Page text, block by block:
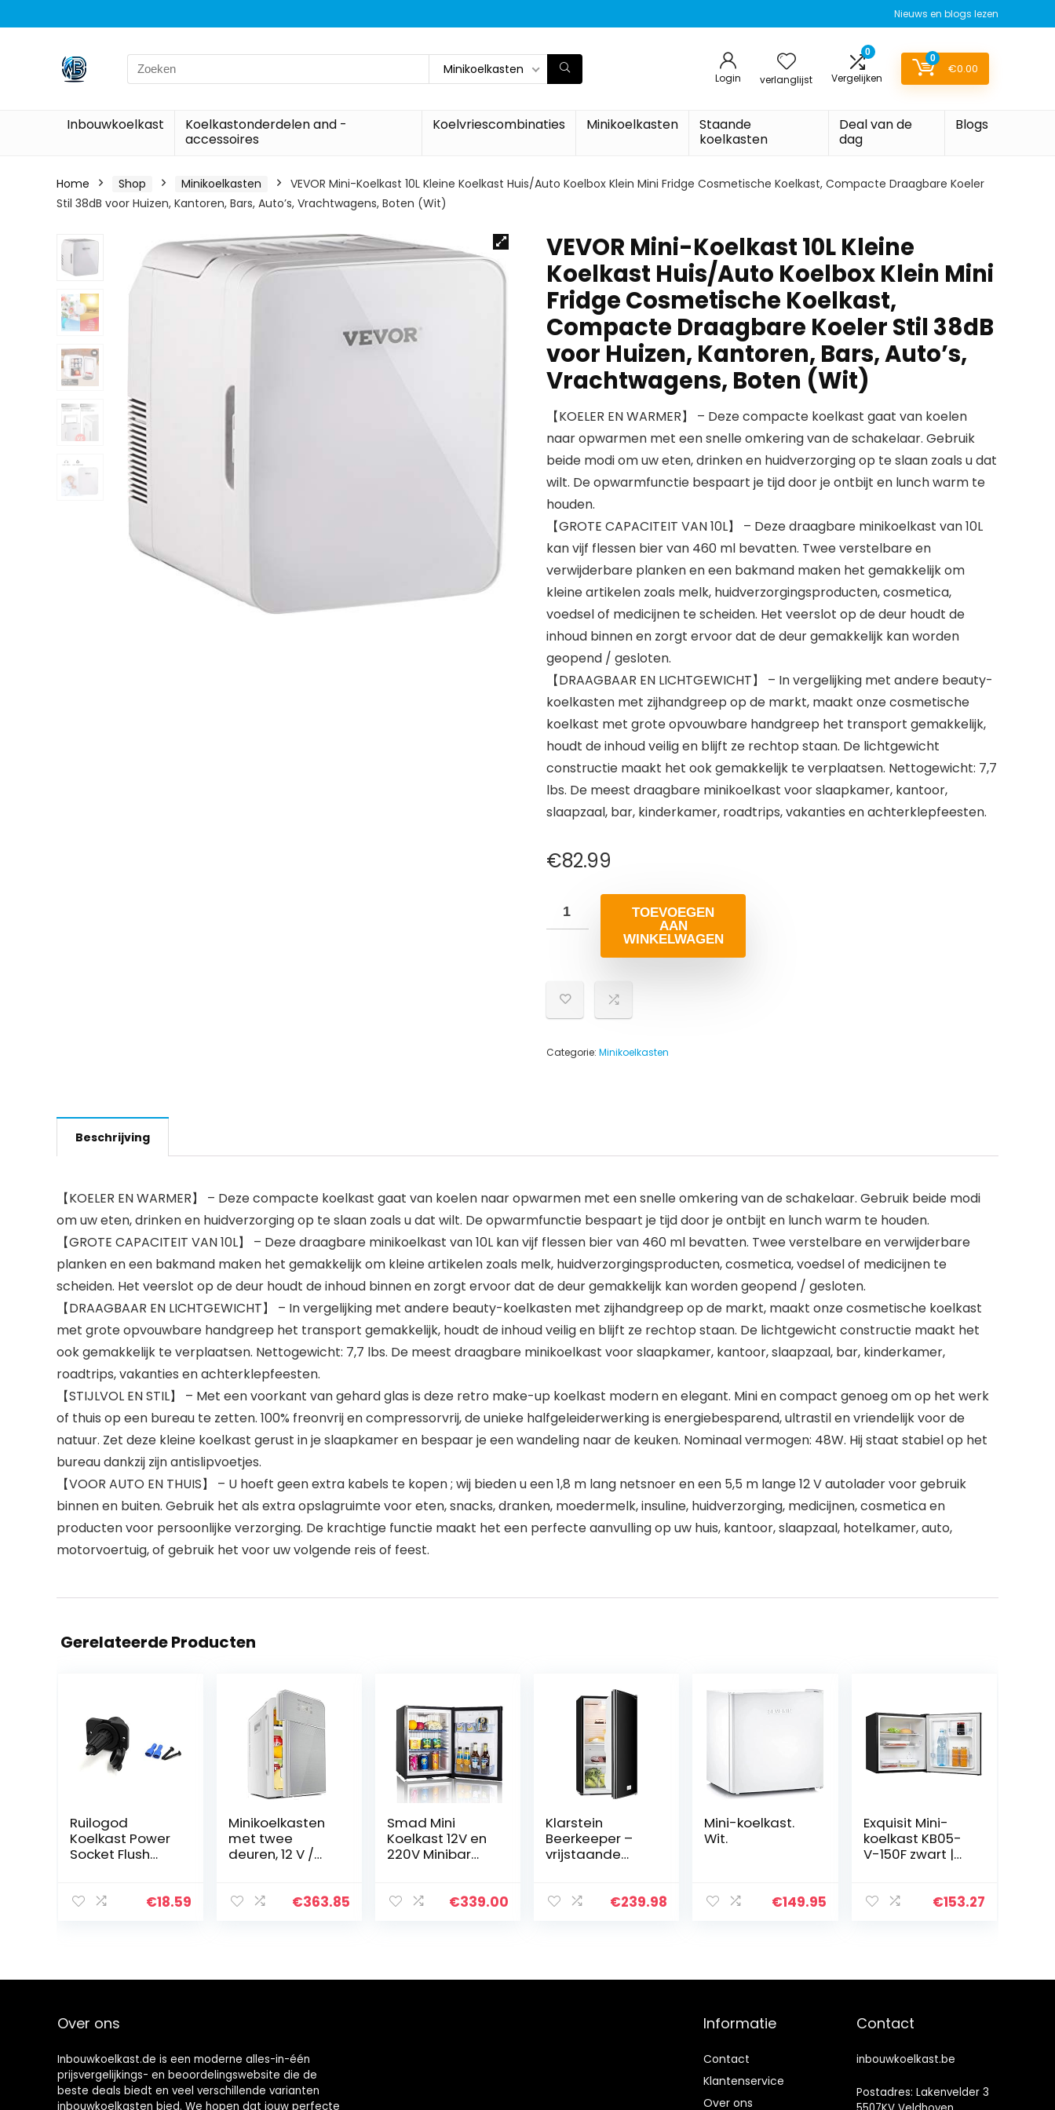
Nieuws en blogs lezen
Search
for:
Minikoelkasten
Login verlanglijst
0
Vergelijken
0
€0.00
Inbouwkoelkast
Koelkastonderdelen and -
accessoires
Koelvriescombinaties Minikoelkasten
Staande
koelkasten
Deal van de
dag
Blogs
Home Shop Minikoelkasten
VEVOR Mini-Koelkast 10L Kleine Koelkast Huis/Auto Koelbox Klein Mini Fridge Cosmetische Koelkast, Compacte Draagbare Koeler
Stil 38dB voor Huizen, Kantoren, Bars, Auto’s, Vrachtwagens, Boten (Wit)
VEVOR Mini-Koelkast 10L Kleine
Koelkast Huis/Auto Koelbox Klein Mini
Fridge Cosmetische Koelkast,
Compacte Draagbare Koeler Stil 38dB
voor Huizen, Kantoren, Bars, Auto’s,
Vrachtwagens, Boten (Wit)
【KOELER EN WARMER】 – Deze compacte koelkast gaat van koelen
naar opwarmen met een snelle omkering van de schakelaar. Gebruik
beide modi om uw eten, drinken en huidverzorging op te slaan zoals u dat
wilt. De opwarmfunctie bespaart je tijd door je ontbijt en lunch warm te
houden.
【GROTE CAPACITEIT VAN 10L】 – Deze draagbare minikoelkast van 10L
kan vijf flessen bier van 460 ml bevatten. Twee verstelbare en
verwijderbare planken en een bakmand maken het gemakkelijk om
kleine artikelen zoals melk, huidverzorgingsproducten, cosmetica,
voedsel of medicijnen te scheiden. Het veerslot op de deur houdt de
inhoud binnen en zorgt ervoor dat de deur gemakkelijk kan worden
geopend / gesloten.
【DRAAGBAAR EN LICHTGEWICHT】 – In vergelijking met andere beauty-
koelkasten met zijhandgreep op de markt, maakt onze cosmetische
koelkast met grote opvouwbare handgreep het transport gemakkelijk,
houdt de inhoud veilig en blijft ze rechtop staan. De lichtgewicht
constructie maakt het ook gemakkelijk te verplaatsen. Nettogewicht: 7,7
lbs. De meest draagbare minikoelkast voor slaapkamer, kantoor,
slaapzaal, bar, kinderkamer, roadtrips, vakanties en achterklepfeesten.
€82.99
TOEVOEGEN
AAN
WINKELWAGEN
Categorie: Minikoelkasten
Beschrijving
【KOELER EN WARMER】 – Deze compacte koelkast gaat van koelen naar opwarmen met een snelle omkering van de schakelaar. Gebruik beide modi
om uw eten, drinken en huidverzorging op te slaan zoals u dat wilt. De opwarmfunctie bespaart je tijd door je ontbijt en lunch warm te houden.
【GROTE CAPACITEIT VAN 10L】 – Deze draagbare minikoelkast van 10L kan vijf flessen bier van 460 ml bevatten. Twee verstelbare en verwijderbare
planken en een bakmand maken het gemakkelijk om kleine artikelen zoals melk, huidverzorgingsproducten, cosmetica, voedsel of medicijnen te
scheiden. Het veerslot op de deur houdt de inhoud binnen en zorgt ervoor dat de deur gemakkelijk kan worden geopend / gesloten.
【DRAAGBAAR EN LICHTGEWICHT】 – In vergelijking met andere beauty-koelkasten met zijhandgreep op de markt, maakt onze cosmetische koelkast
met grote opvouwbare handgreep het transport gemakkelijk, houdt de inhoud veilig en blijft ze rechtop staan. De lichtgewicht constructie maakt het
ook gemakkelijk te verplaatsen. Nettogewicht: 7,7 lbs. De meest draagbare minikoelkast voor slaapkamer, kantoor, slaapzaal, bar, kinderkamer,
roadtrips, vakanties en achterklepfeesten.
【STIJLVOL EN STIL】 – Met een voorkant van gehard glas is deze retro make-up koelkast modern en elegant. Mini en compact genoeg om op het werk
of thuis op een bureau te zetten. 100% freonvrij en compressorvrij, de unieke halfgeleiderwerking is energiebesparend, ultrastil en vriendelijk voor de
natuur. Zet deze kleine koelkast gerust in je slaapkamer en bespaar je een wandeling naar de keuken. Nominaal vermogen: 48W. Hij staat stabiel op het
bureau dankzij zijn antislipvoetjes.
【VOOR AUTO EN THUIS】 – U hoeft geen extra kabels te kopen ; wij bieden u een 1,8 m lang netsnoer en een 5,5 m lange 12 V autolader voor gebruik
binnen en buiten. Gebruik het als extra opslagruimte voor eten, snacks, dranken, moedermelk, insuline, huidverzorging, medicijnen, cosmetica en
producten voor persoonlijke verzorging. De krachtige functie maakt het een perfecte aanvulling op uw huis, kantoor, slaapzaal, hotelkamer, auto,
motorvoertuig, of gebruik het voor uw volgende reis of feest.
Gerelateerde Producten
Ruilogod
Koelkast Power
Socket Flush
Zwart
€18.59
Minikoelkasten
met twee
deuren, 12 V /
voor tweeërlei
koeling, Smart
€363.85
Smad Mini
Koelkast 12V en
220V Minibar
Camping
Zwarte 40L
€339.00
Klarstein
Beerkeeper –
vrijstaande
inhoud, 60 watt
n,
€239.98
Mini-koelkast.
Wit.
€149.95
Exquisit Mini-
koelkast KB05-
V-150F zwart |
€153.27
Over ons
Inbouwkoelkast.de is een moderne alles-in-één
prijsvergelijkings- en beoordelingswebsite die de
beste deals biedt en veel verschillende varianten
inbouwkoelkasten bied. We hopen dat jouw perfecte
Informatie
Contact
Klantenservice
Over ons
Contact
inbouwkoelkast.be
Postadres: Lakenvelder 3